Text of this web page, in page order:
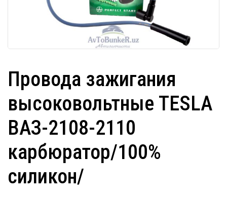
Провода зажигания
высоковольтные TESLA
ВАЗ-2108-2110
карбюратор/100%
силикон/